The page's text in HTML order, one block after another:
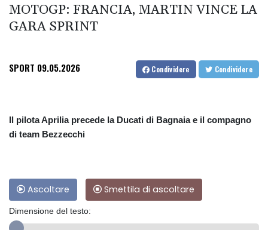
MOTOGP: FRANCIA, MARTIN VINCE LA
GARA SPRINT
SPORT 09.05.2026 Condividere Condividere
Il pilota Aprilia precede la Ducati di Bagnaia e il compagno
di team Bezzecchi
Ascoltare Smettila di ascoltare
Dimensione del testo: